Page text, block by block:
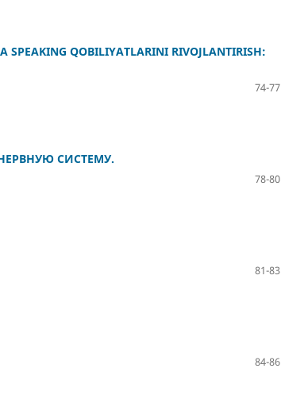
SPEAKING QOBILIYATLARINI RIVOJLANTIRISH:
74-77
СИСТЕМУ.
78-80
81-83
84-86